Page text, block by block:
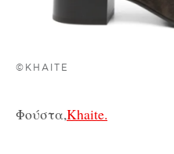
©KHAITE
Φούστα,Khaite.